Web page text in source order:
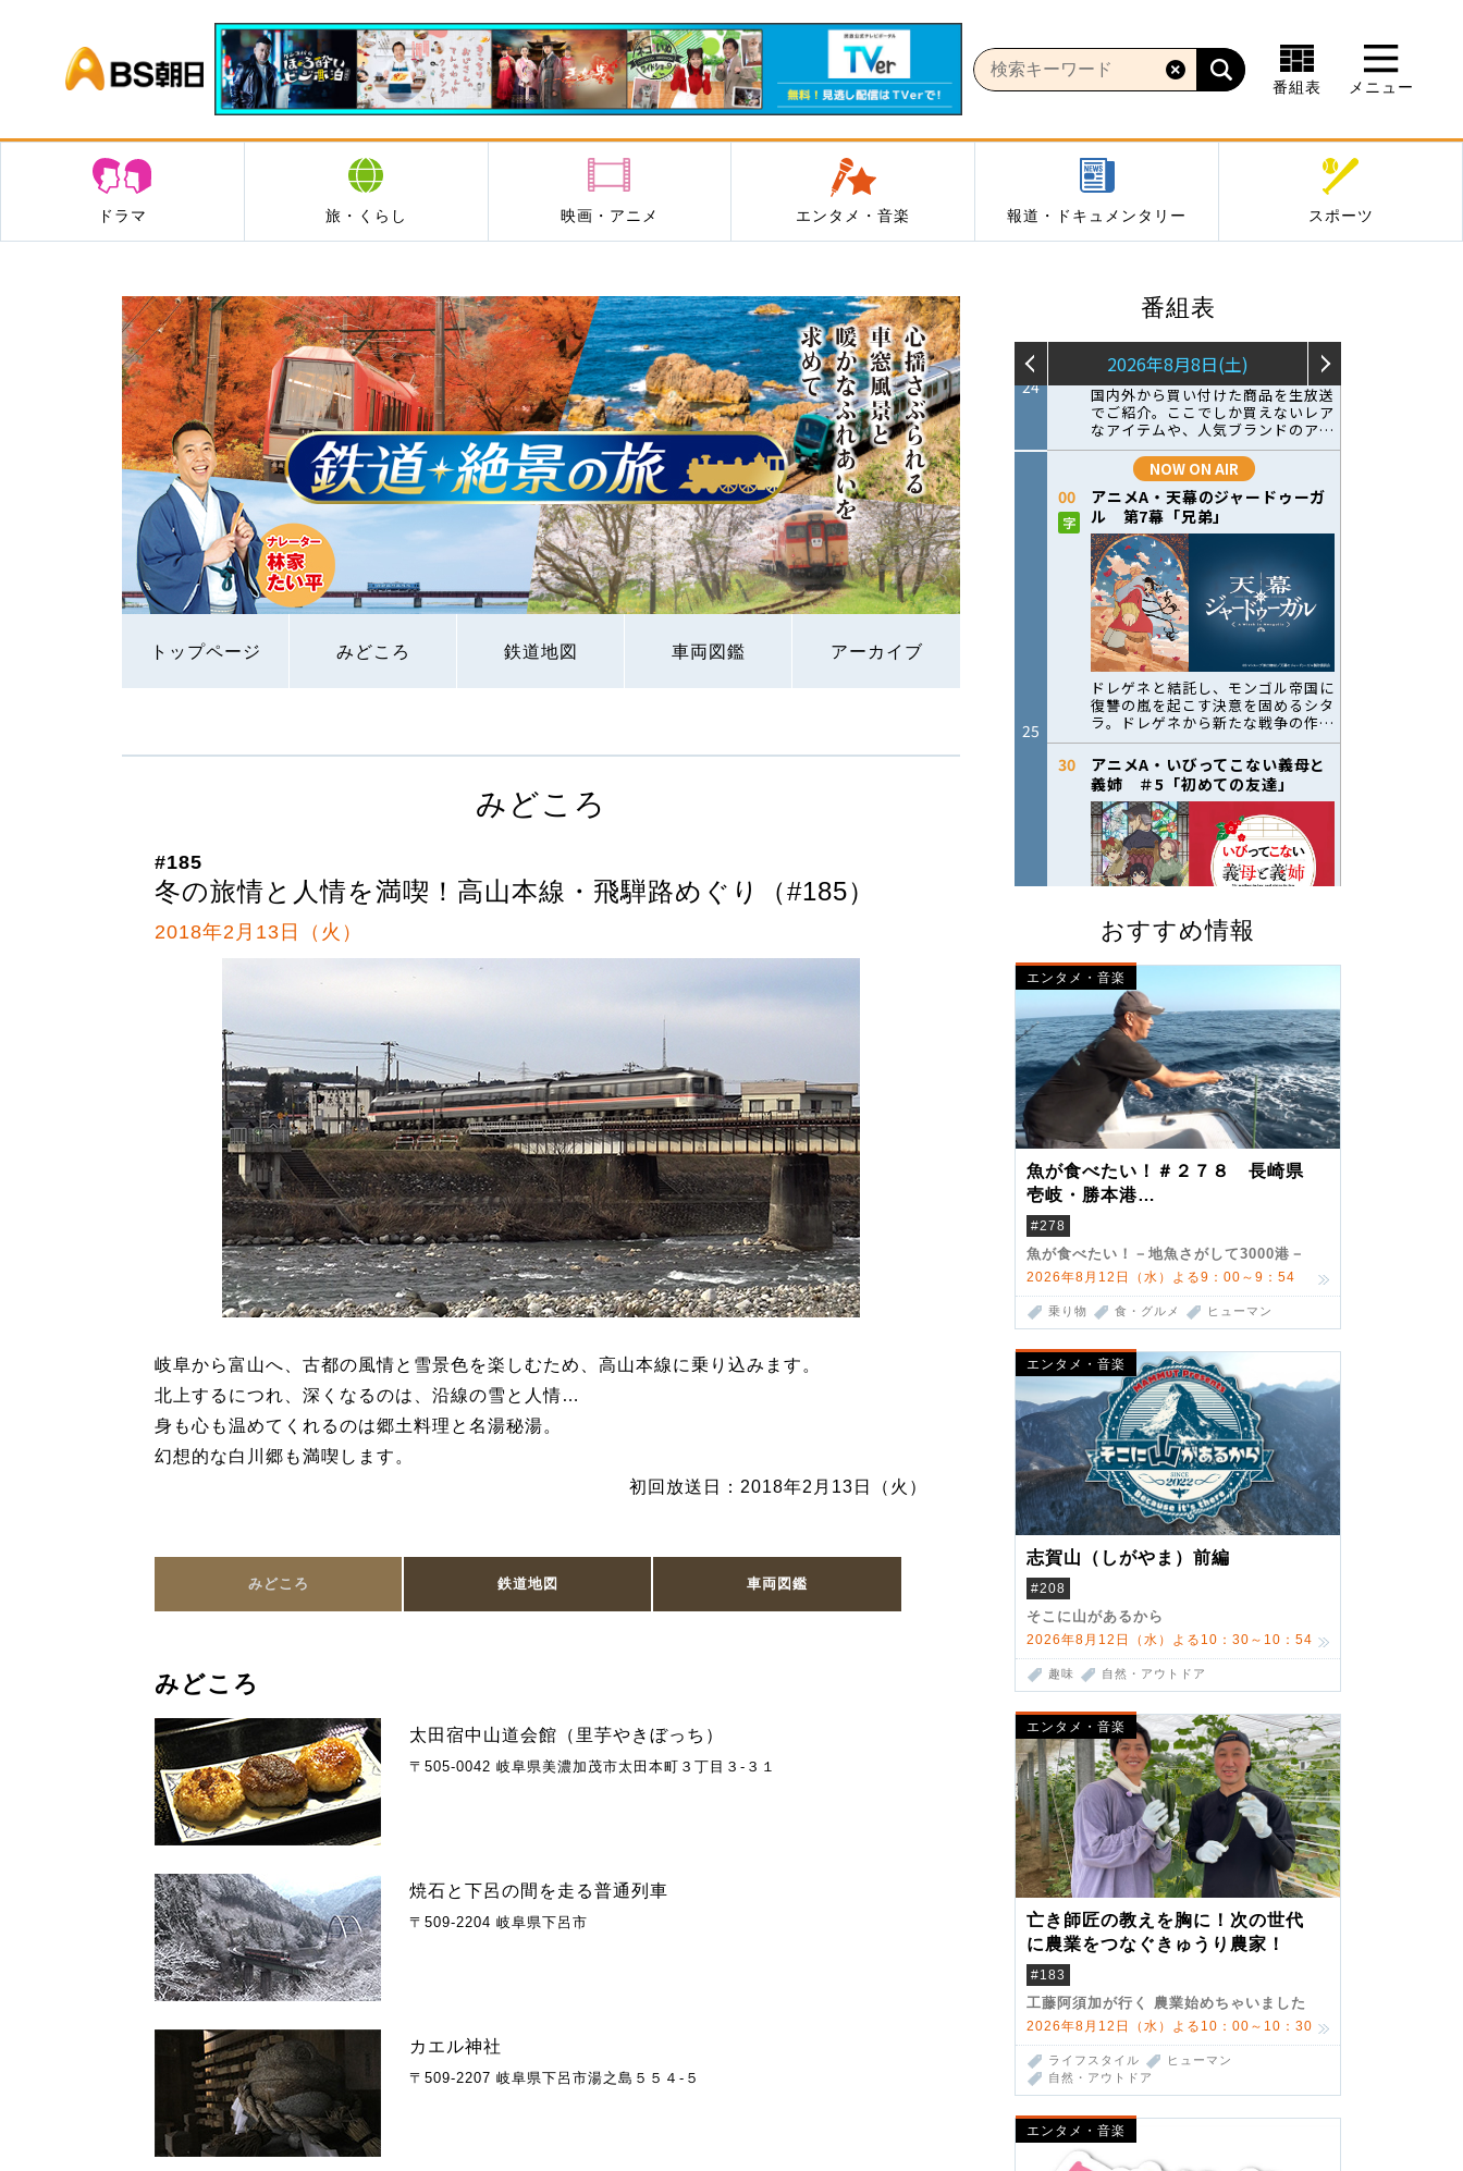
BS朝日
番組表 メニュー
ドラマ 旅・くらし 映画・アニメ エンタメ・音楽 報道・ドキュメンタリー スポーツ
トップページ みどころ 鉄道地図 車両図鑑 アーカイブ
番組表
おすすめ情報
エンタメ・音楽
魚が食べたい！＃２７８ 長崎県
壱岐・勝本港
（クロマグロ）
#278
魚が食べたい！－地魚さがして3000港－
2026年8月12日（水）よる9：00～9：54
乗り物 食・グルメ ヒューマン
エンタメ・音楽
志賀山（しがやま）前編
#208
そこに山があるから
2026年8月12日（水）よる10：30～10：54
趣味 自然・アウトドア
エンタメ・音楽
亡き師匠の教えを胸に！次の世代
に農業をつなぐきゅうり農家！
#183
工藤阿須加が行く 農業始めちゃいました
2026年8月12日（水）よる10：00～10：30
ライフスタイル
ヒューマン
自然・アウトドア
エンタメ・音楽
みどころ
#185
冬の旅情と人情を満喫！高山本線・飛騨路めぐり（#185）
2018年2月13日（火）
岐阜から富山へ、古都の風情と雪景色を楽しむため、高山本線に乗り込みます。
北上するにつれ、深くなるのは、沿線の雪と人情…
身も心も温めてくれるのは郷土料理と名湯秘湯。
幻想的な白川郷も満喫します。
初回放送日：2018年2月13日（火）
みどころ 鉄道地図 車両図鑑
みどころ
太田宿中山道会館（里芋やきぼっち）
〒505-0042 岐阜県美濃加茂市太田本町３丁目３-３１
焼石と下呂の間を走る普通列車
〒509-2204 岐阜県下呂市
カエル神社
〒509-2207 岐阜県下呂市湯之島５５４-５